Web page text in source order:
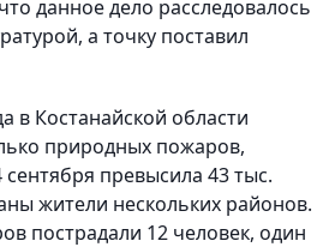
данное дело расследовалось
а точку поставил
в Костанайской области
природных пожаров,
превысила 43 тыс.
жители нескольких районов.
пострадали 12 человек, один